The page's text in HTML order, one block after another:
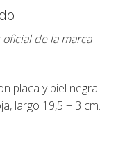
oficial de la marca
placa y piel negra
largo 19,5 + 3 cm.